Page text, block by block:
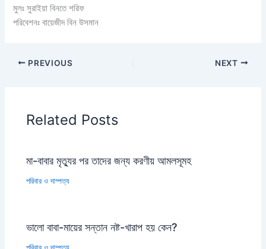
মুলঃ সুরাইয়া বিনতে শরিফ
পরিবেশনঃ বায়েজীদ বিন উসমান
PREVIOUS NEXT
Related Posts
মা-বাবার মৃত্যুর পর তাদের জন্য করণীয় আমলসূমহ
পরিবার ও দাম্পত্য
ভালো বাবা-মায়ের সন্তান নষ্ট-খারাপ হয় কেন?